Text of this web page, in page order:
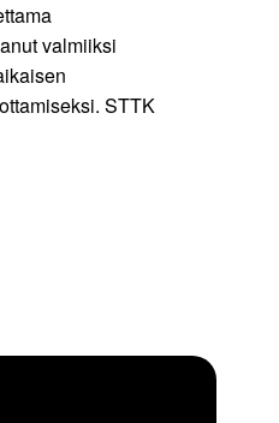
valmiiksi
STTK